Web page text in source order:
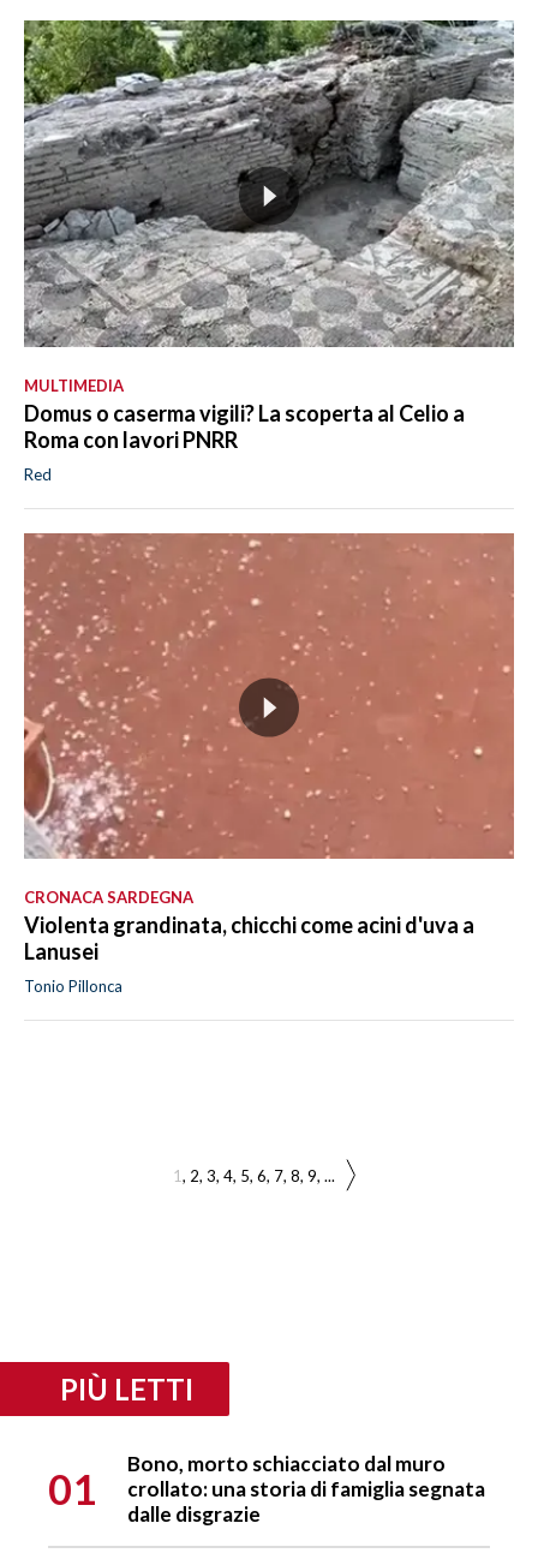
MULTIMEDIA
Domus o caserma vigili? La scoperta al Celio a
Roma con lavori PNRR
Red
CRONACA SARDEGNA
Violenta grandinata, chicchi come acini d'uva a
Lanusei
Tonio Pillonca
1 2 3 4 5 6 7 8 9 ...
PIÙ LETTI
01
Bono, morto schiacciato dal muro
crollato: una storia di famiglia segnata
dalle disgrazie